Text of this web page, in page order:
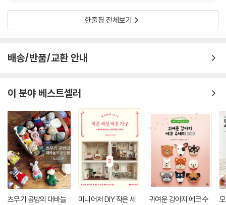
한줄평 전체보기
배송/반품/교환 안내
이 분야 베스트셀러
츠무기 공방의 대바늘
미니어처 DIY 작은 세
귀여운 강아지 에코 수